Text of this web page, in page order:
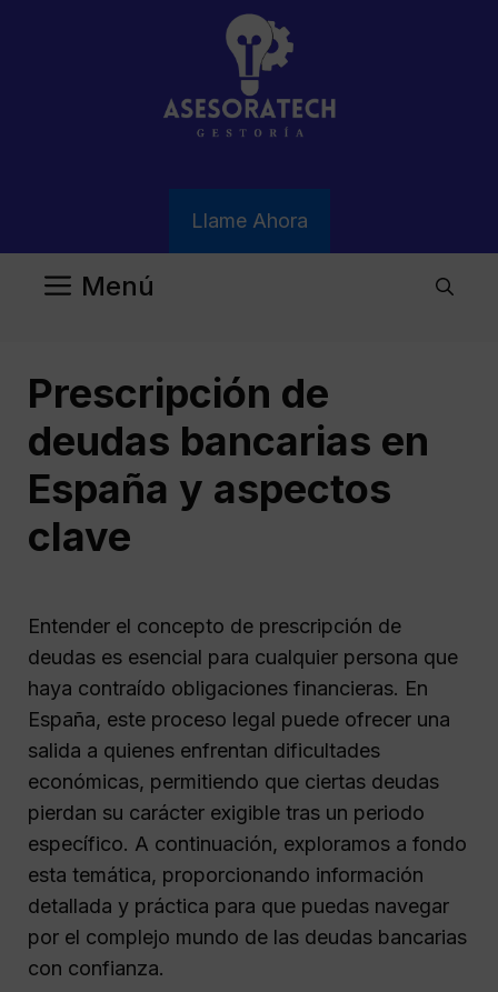
Llame Ahora
Menú
Prescripción de
deudas bancarias en
España y aspectos
clave
Entender el concepto de prescripción de
deudas es esencial para cualquier persona que
haya contraído obligaciones financieras. En
España, este proceso legal puede ofrecer una
salida a quienes enfrentan dificultades
económicas, permitiendo que ciertas deudas
pierdan su carácter exigible tras un periodo
específico. A continuación, exploramos a fondo
esta temática, proporcionando información
detallada y práctica para que puedas navegar
por el complejo mundo de las deudas bancarias
con confianza.